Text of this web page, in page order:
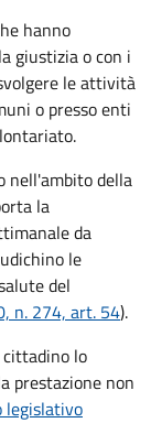
hanno
giustizia o con i
le attività
o presso enti
nell'ambito della
la
da
le
del
n. 274, art. 54).
cittadino lo
prestazione non
legislativo